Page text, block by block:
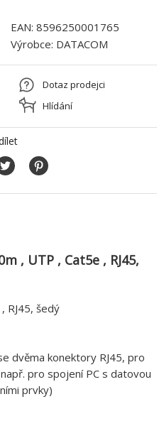
EAN: 8596250001765
Výrobce: DATACOM
Dotaz prodejci
Hlídání
, UTP , Cat5e , RJ45,
RJ45, šedý
dvěma konektory RJ45, pro
pro spojení PC s datovou
prvky)